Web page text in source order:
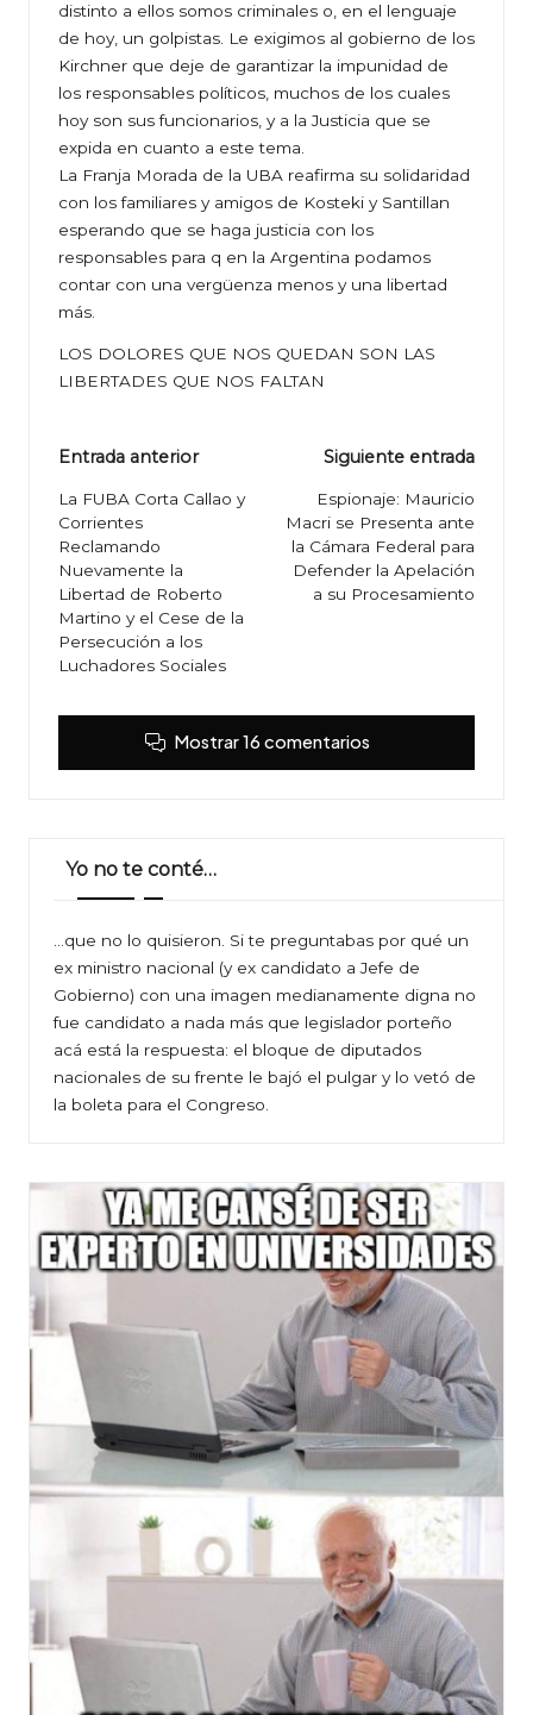
distinto a ellos somos criminales o, en el lenguaje
de hoy, un golpistas. Le exigimos al gobierno de los
Kirchner que deje de garantizar la impunidad de
los responsables políticos, muchos de los cuales
hoy son sus funcionarios, y a la Justicia que se
expida en cuanto a este tema.
La Franja Morada de la UBA reafirma su solidaridad
con los familiares y amigos de Kosteki y Santillan
esperando que se haga justicia con los
responsables para q en la Argentina podamos
contar con una vergüenza menos y una libertad
más.
LOS DOLORES QUE NOS QUEDAN SON LAS
LIBERTADES QUE NOS FALTAN
Navegación
de
entradas
Entrada anterior
La FUBA Corta Callao y
Corrientes
Reclamando
Nuevamente la
Libertad de Roberto
Martino y el Cese de la
Persecución a los
Luchadores Sociales
Siguiente entrada
Espionaje: Mauricio
Macri se Presenta ante
la Cámara Federal para
Defender la Apelación
a su Procesamiento
Mostrar 16 comentarios
Yo no te conté…
…que no lo quisieron. Si te preguntabas por qué un
ex ministro nacional (y ex candidato a Jefe de
Gobierno) con una imagen medianamente digna no
fue candidato a nada más que legislador porteño
acá está la respuesta: el bloque de diputados
nacionales de su frente le bajó el pulgar y lo vetó de
la boleta para el Congreso.